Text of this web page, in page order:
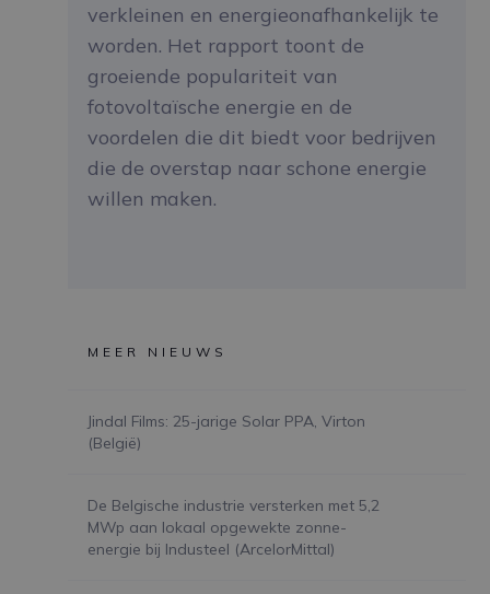
verkleinen en energieonafhankelijk te
worden. Het rapport toont de
groeiende populariteit van
fotovoltaïsche energie en de
voordelen die dit biedt voor bedrijven
die de overstap naar schone energie
willen maken.
MEER NIEUWS
Jindal Films: 25-jarige Solar PPA, Virton
(België)
De Belgische industrie versterken met 5,2
MWp aan lokaal opgewekte zonne-
energie bij Industeel (ArcelorMittal)